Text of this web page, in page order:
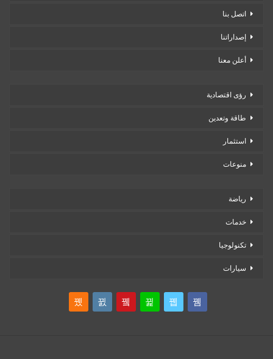
اتصل بنا
إصداراتنا
أعلن معنا
رؤى اقتصادية
طاقة وتعدين
استثمار
منوعات
رياضة
خدمات
تكنولوجيا
سيارات